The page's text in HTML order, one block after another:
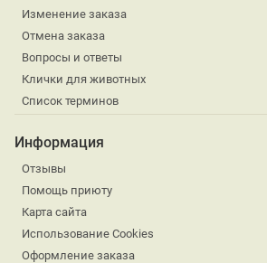
Изменение заказа
Отмена заказа
Вопросы и ответы
Клички для животных
Список терминов
Информация
Отзывы
Помощь приюту
Карта сайта
Использование Cookies
Оформление заказа